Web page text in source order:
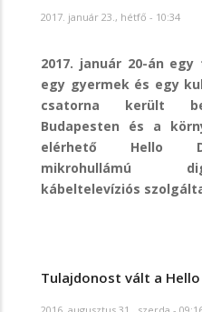
2017. január 23., hétfő - 10:34
2017. január 20-án egy
egy gyermek és egy
csatorna került
Budapesten és a
elérhető Hello
mikrohullámú
kábeltelevíziós
Tulajdonost vált a